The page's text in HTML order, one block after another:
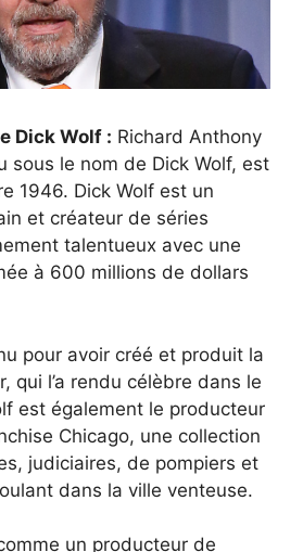
Dick Wolf : Richard Anthony
sous le nom de Dick Wolf, est
1946. Dick Wolf est un
et créateur de séries
talentueux avec une
à 600 millions de dollars
pour avoir créé et produit la
qui l’a rendu célèbre dans le
est également le producteur
Chicago, une collection
judiciaires, de pompiers et
dans la ville venteuse.
un producteur de